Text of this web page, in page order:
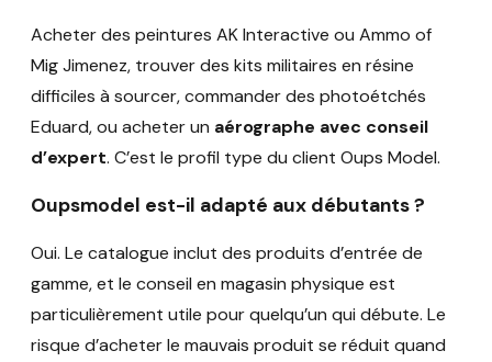
Acheter des peintures AK Interactive ou Ammo of
Mig Jimenez, trouver des kits militaires en résine
difficiles à sourcer, commander des photoétchés
Eduard, ou acheter un aérographe avec conseil
d’expert. C’est le profil type du client Oups Model.
Oupsmodel est-il adapté aux débutants ?
Oui. Le catalogue inclut des produits d’entrée de
gamme, et le conseil en magasin physique est
particulièrement utile pour quelqu’un qui débute. Le
risque d’acheter le mauvais produit se réduit quand